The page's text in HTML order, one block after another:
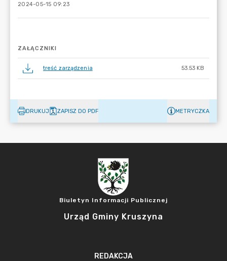
2024-05-15 09:23
ZAŁĄCZNIKI
treść zarządzenia 53.53 KB
DRUKUJ ZAPISZ DO PDF METRYCZKA
Biuletyn Informacji Publicznej
Urząd Gminy Kruszyna
REDAKCJA